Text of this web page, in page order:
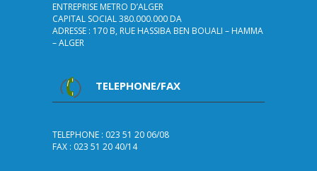
ENTREPRISE METRO D’ALGER
CAPITAL SOCIAL 380.000.000 DA
ADRESSE : 170 B, RUE HASSIBA BEN BOUALI – HAMMA
– ALGER
TELEPHONE/FAX
TELEPHONE : 023 51 20 06/08
FAX : 023 51 20 40/14